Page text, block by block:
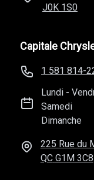
J0K 1S0
Capitale
1 581 814-
Lundi -
Samedi
Dimanche
225 Rue du
QC G1M 3C8